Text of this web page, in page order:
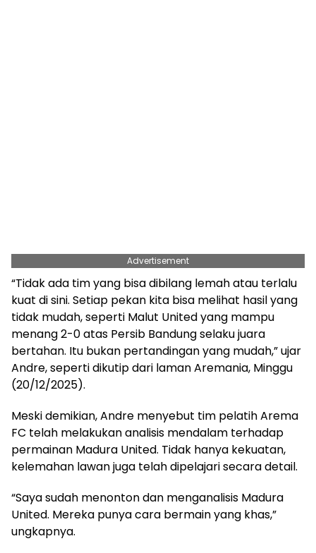
Advertisement
“Tidak ada tim yang bisa dibilang lemah atau terlalu
kuat di sini. Setiap pekan kita bisa melihat hasil yang
tidak mudah, seperti Malut United yang mampu
menang 2-0 atas Persib Bandung selaku juara
bertahan. Itu bukan pertandingan yang mudah,” ujar
Andre, seperti dikutip dari laman Aremania, Minggu
(20/12/2025).
Meski demikian, Andre menyebut tim pelatih Arema
FC telah melakukan analisis mendalam terhadap
permainan Madura United. Tidak hanya kekuatan,
kelemahan lawan juga telah dipelajari secara detail.
“Saya sudah menonton dan menganalisis Madura
United. Mereka punya cara bermain yang khas,”
ungkapnya.